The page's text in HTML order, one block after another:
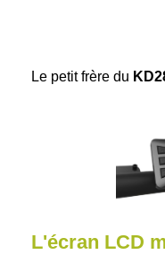
Le petit frère du
L'écran LCD